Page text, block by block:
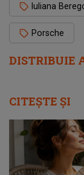
DISTRIBUIE
Iuliana
Porsche
CITEȘTE ȘI